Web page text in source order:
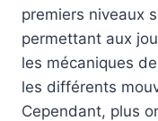
premiers niveaux
permettant aux
les mécaniques
les différents
Cependant, plus